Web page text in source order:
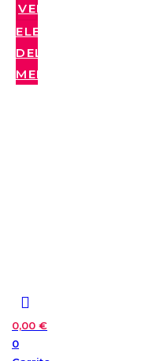
VENEZUELA
ELEMENTO
DEL
MENÚ
0,00 €
0